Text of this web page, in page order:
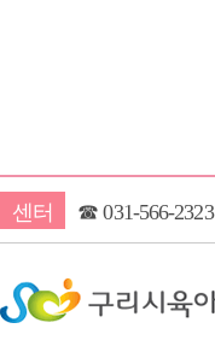
센터 ☎031-566-2323